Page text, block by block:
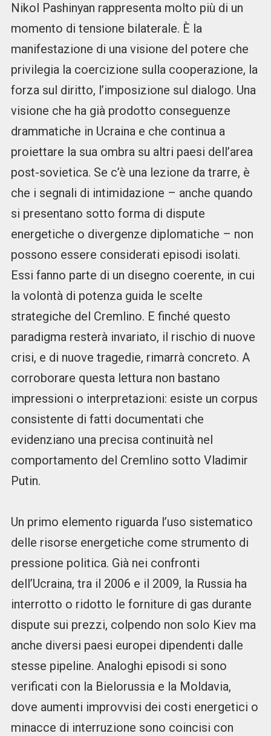
Nikol Pashinyan rappresenta molto più di un
momento di tensione bilaterale. È la
manifestazione di una visione del potere che
privilegia la coercizione sulla cooperazione, la
forza sul diritto, l’imposizione sul dialogo. Una
visione che ha già prodotto conseguenze
drammatiche in Ucraina e che continua a
proiettare la sua ombra su altri paesi dell’area
post-sovietica. Se c’è una lezione da trarre, è
che i segnali di intimidazione – anche quando
si presentano sotto forma di dispute
energetiche o divergenze diplomatiche – non
possono essere considerati episodi isolati.
Essi fanno parte di un disegno coerente, in cui
la volontà di potenza guida le scelte
strategiche del Cremlino. E finché questo
paradigma resterà invariato, il rischio di nuove
crisi, e di nuove tragedie, rimarrà concreto. A
corroborare questa lettura non bastano
impressioni o interpretazioni: esiste un corpus
consistente di fatti documentati che
evidenziano una precisa continuità nel
comportamento del Cremlino sotto Vladimir
Putin.
Un primo elemento riguarda l’uso sistematico
delle risorse energetiche come strumento di
pressione politica. Già nei confronti
dell’Ucraina, tra il 2006 e il 2009, la Russia ha
interrotto o ridotto le forniture di gas durante
dispute sui prezzi, colpendo non solo Kiev ma
anche diversi paesi europei dipendenti dalle
stesse pipeline. Analoghi episodi si sono
verificati con la Bielorussia e la Moldavia,
dove aumenti improvvisi dei costi energetici o
minacce di interruzione sono coincisi con